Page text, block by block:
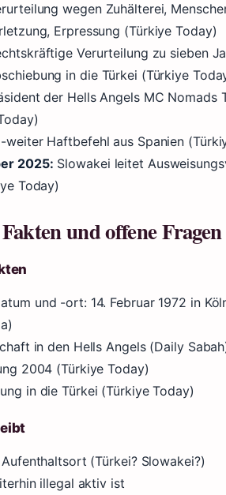
wegen Zuhälterei,
Erpressung (Türkiye Today)
Verurteilung zu sieben
in die Türkei (Türkiye
der Hells Angels MC Nomads
weiter Haftbefehl aus Spanien
2025: Slowakei leitet
Today)
und offene Fragen
und -ort: 14. Februar 1972 in
in den Hells Angels (Daily
2004 (Türkiye Today)
in die Türkei (Türkiye Today)
(Türkei? Slowakei?)
illegal aktiv ist